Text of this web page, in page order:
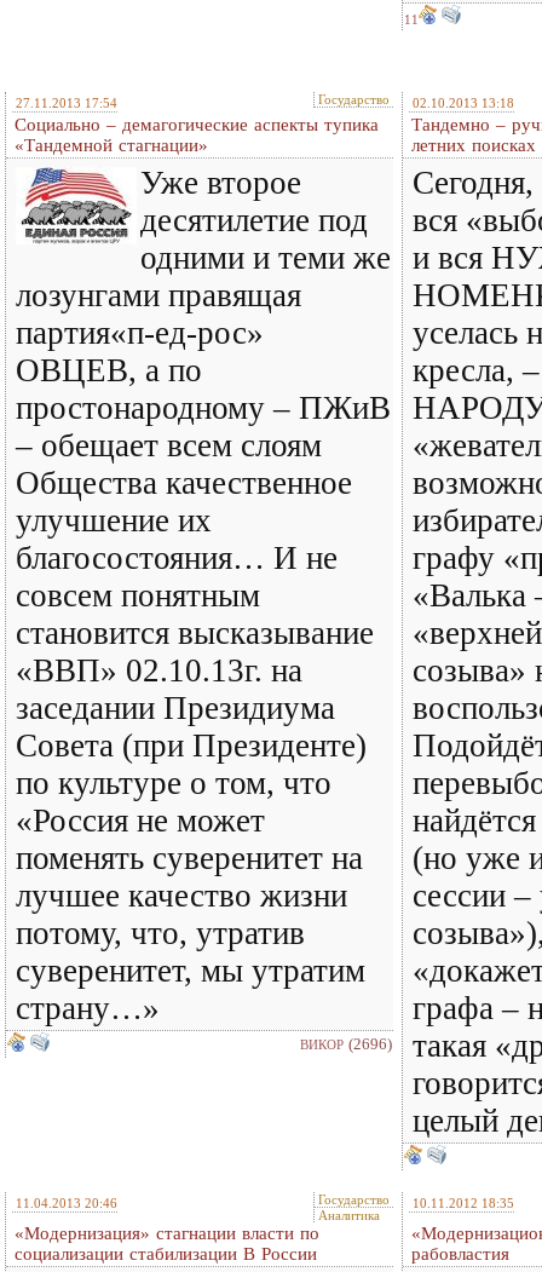
11
27.11.2013 17:54 Государство
Социально – демагогические аспекты тупика
«Тандемной стагнации»
Уже второе
десятилетие под
одними и теми же
лозунгами правящая
партия«п-ед-рос»
ОВЦЕВ, а по
простонародному – ПЖиВ
– обещает всем слоям
Общества качественное
улучшение их
благосостояния… И не
совсем понятным
становится высказывание
«ВВП» 02.10.13г. на
заседании Президиума
Совета (при Президенте)
по культуре о том, что
«Россия не может
поменять суверенитет на
лучшее качество жизни
потому, что, утратив
суверенитет, мы утратим
страну…»
ВИКОР (2696)
02.10.2013 13:18
Тандемно –
летних
вся
и вся
уселась
кресла,
НАРОДУ
графу
«Валька
созыва»
(но уже
сессии
графа –
такая
целый
11.04.2013 20:46
Государство
Аналитика
«Модернизация» стагнации власти по
социализации стабилизации В России
10.11.2012 18:35
рабовластия